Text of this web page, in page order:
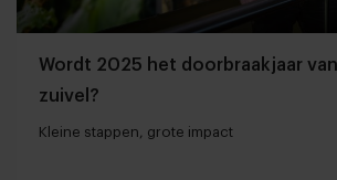
Wordt 2025 het doorbraakjaar
zuivel?
Kleine stappen, grote impact